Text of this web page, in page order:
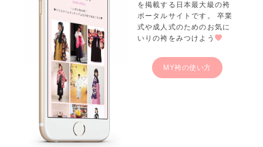
を掲載する日本最大級の袴
ポータルサイトです。 卒業
式や成人式のためのお気に
いりの袴をみつけよう
MY袴の使い方